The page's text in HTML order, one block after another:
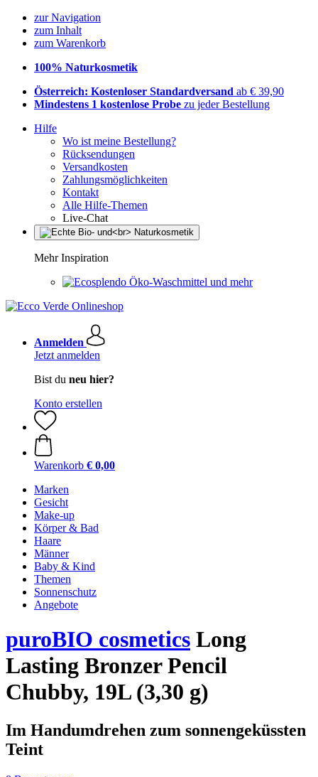
zur Navigation
zum Inhalt
zum Warenkorb
100% Naturkosmetik
Österreich: Kostenloser Standardversand ab € 39,90
Mindestens 1 kostenlose Probe zu jeder Bestellung
Hilfe
Wo ist meine Bestellung?
Rücksendungen
Versandkosten
Zahlungsmöglichkeiten
Kontakt
Alle Hilfe-Themen
Live-Chat
Mehr Inspiration
Öko-Waschmittel und mehr
Anmelden
Jetzt anmelden
Bist du neu hier?
Konto erstellen
Warenkorb € 0,00
Marken
Gesicht
Make-up
Körper & Bad
Haare
Männer
Baby & Kind
Themen
Sonnenschutz
Angebote
puroBIO cosmetics Long
Lasting Bronzer Pencil
Chubby, 19L (3,30 g)
Im Handumdrehen zum sonnengeküssten
Teint